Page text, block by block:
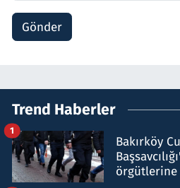
Gönder
Trend Haberler
Bakırköy
örgütlerine
1